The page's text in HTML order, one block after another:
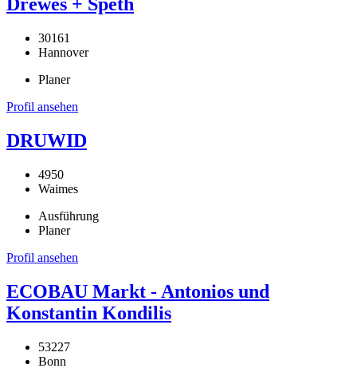
Drewes + Speth
30161
Hannover
Planer
Profil ansehen
DRUWID
4950
Waimes
Ausführung
Planer
Profil ansehen
ECOBAU Markt - Antonios und
Konstantin Kondilis
53227
Bonn